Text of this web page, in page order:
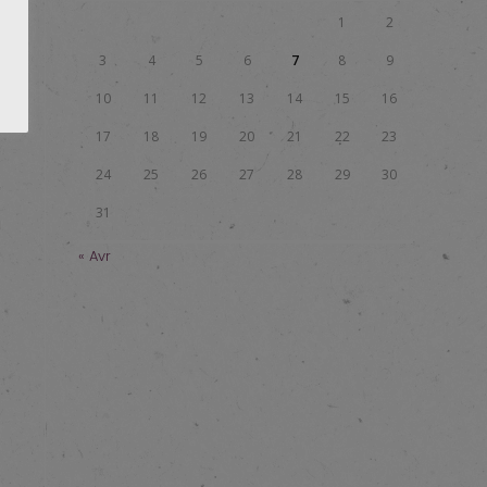
1 2
3 4 5 6 7 8 9
10 11 12 13 14 15 16
17 18 19 20 21 22 23
24 25 26 27 28 29 30
31
« Avr